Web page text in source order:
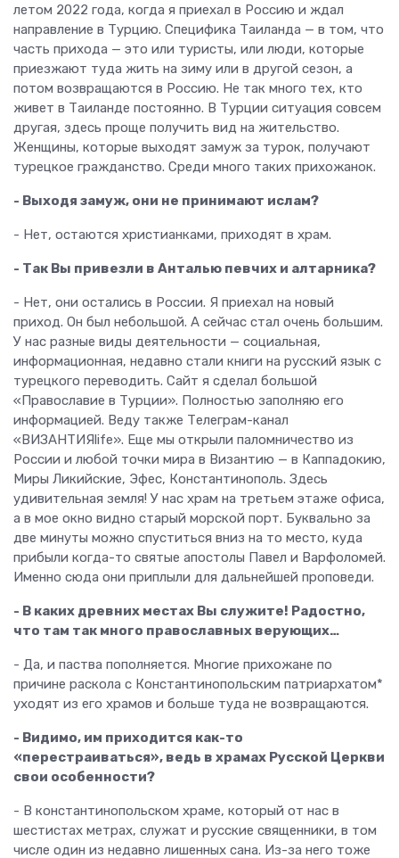
летом 2022 года, когда я приехал в Россию и ждал
направление в Турцию. Специфика Таиланда — в том, что
часть прихода — это или туристы, или люди, которые
приезжают туда жить на зиму или в другой сезон, а
потом возвращаются в Россию. Не так много тех, кто
живет в Таиланде постоянно. В Турции ситуация совсем
другая, здесь проще получить вид на жительство.
Женщины, которые выходят замуж за турок, получают
турецкое гражданство. Среди много таких прихожанок.
- Выходя замуж, они не принимают ислам?
- Нет, остаются христианками, приходят в храм.
- Так Вы привезли в Анталью певчих и алтарника?
- Нет, они остались в России. Я приехал на новый
приход. Он был небольшой. А сейчас стал очень большим.
У нас разные виды деятельности — социальная,
информационная, недавно стали книги на русский язык с
турецкого переводить. Сайт я сделал большой
«Православие в Турции». Полностью заполняю его
информацией. Веду также Телеграм-канал
«ВИЗАНТИЯlife». Еще мы открыли паломничество из
России и любой точки мира в Византию — в Каппадокию,
Миры Ликийские, Эфес, Константинополь. Здесь
удивительная земля! У нас храм на третьем этаже офиса,
а в мое окно видно старый морской порт. Буквально за
две минуты можно спуститься вниз на то место, куда
прибыли когда-то святые апостолы Павел и Варфоломей.
Именно сюда они приплыли для дальнейшей проповеди.
- В каких древних местах Вы служите! Радостно,
что там так много православных верующих…
- Да, и паства пополняется. Многие прихожане по
причине раскола с Константинопольским патриархатом*
уходят из его храмов и больше туда не возвращаются.
- Видимо, им приходится как-то
«перестраиваться», ведь в храмах Русской Церкви
свои особенности?
- В константинопольском храме, который от нас в
шестистах метрах, служат и русские священники, в том
числе один из недавно лишенных сана. Из-за него тоже